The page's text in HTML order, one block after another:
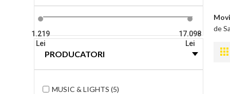
1.219
Lei
17.098
Lei
PRODUCATORI
MUSIC & LIGHTS (5)
de